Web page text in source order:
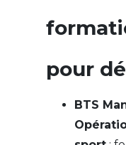
pour
BTS